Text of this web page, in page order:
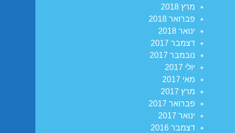
מרץ 2018
פברואר 2018
ינואר 2018
דצמבר 2017
נובמבר 2017
יולי 2017
מאי 2017
מרץ 2017
פברואר 2017
ינואר 2017
דצמבר 2016